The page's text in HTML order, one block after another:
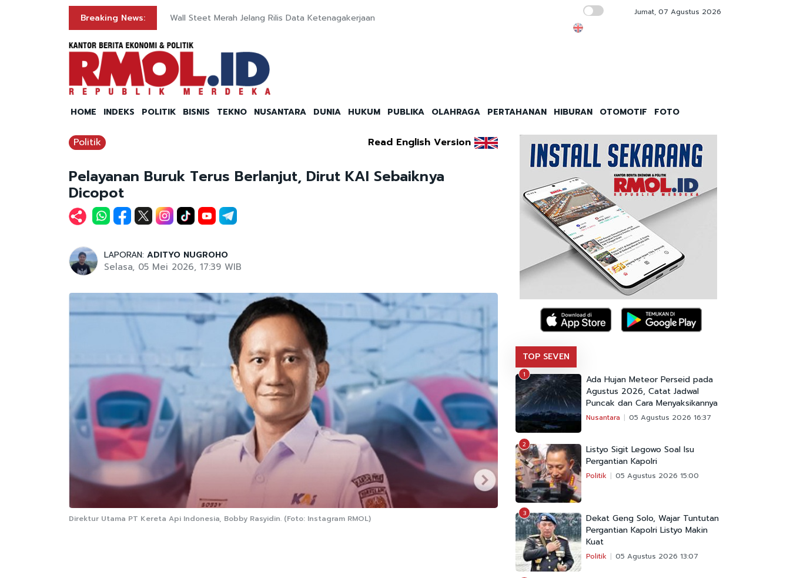
Breaking News: Wall Steet Merah Jelang Rilis Data Ketenagakerjaan Bursa Asia Hijau Jelang Akhir Pekan
Jumat, 07 Agustus 2026
HOME INDEKS POLITIK BISNIS TEKNO NUSANTARA DUNIA HUKUM PUBLIKA OLAHRAGA PERTAHANAN HIBURAN OTOMOTIF FOTO
Politik Read English Version
Pelayanan Buruk Terus Berlanjut, Dirut KAI Sebaiknya
Dicopot
LAPORAN: ADITYO NUGROHO
Selasa, 05 Mei 2026, 17:39 WIB
Direktur Utama PT Kereta Api Indonesia, Bobby Rasyidin. (Foto: Instagram RMOL)
TOP SEVEN
1
Ada Hujan Meteor Perseid pada
Agustus 2026, Catat Jadwal
Puncak dan Cara Menyaksikannya
Nusantara 05 Agustus 2026 16:37
2
Listyo Sigit Legowo Soal Isu
Pergantian Kapolri
Politik 05 Agustus 2026 15:00
3
Dekat Geng Solo, Wajar Tuntutan
Pergantian Kapolri Listyo Makin
Kuat
Politik 05 Agustus 2026 13:07